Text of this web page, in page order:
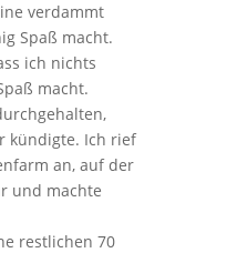
verdammt
Spaß macht.
ich nichts
macht.
kündigte. Ich rief
an, auf der
und machte
restlichen 70